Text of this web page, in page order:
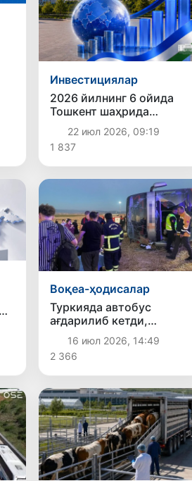
Инвестициялар
2026 йилнинг 6 ойида
Тошкент шаҳрида
инвестициялар ва
иқтисодий ривожланиш
йўналишида эришилган
асосий натижалар эълон
қилинди
22 июл 2026, 09:19
1 837
Воқеа-ҳодисалар
Туркияда автобус
ағдарилиб кетди,
оқибатда 46 киши
жароҳат олди
16 июл 2026, 14:49
2 366